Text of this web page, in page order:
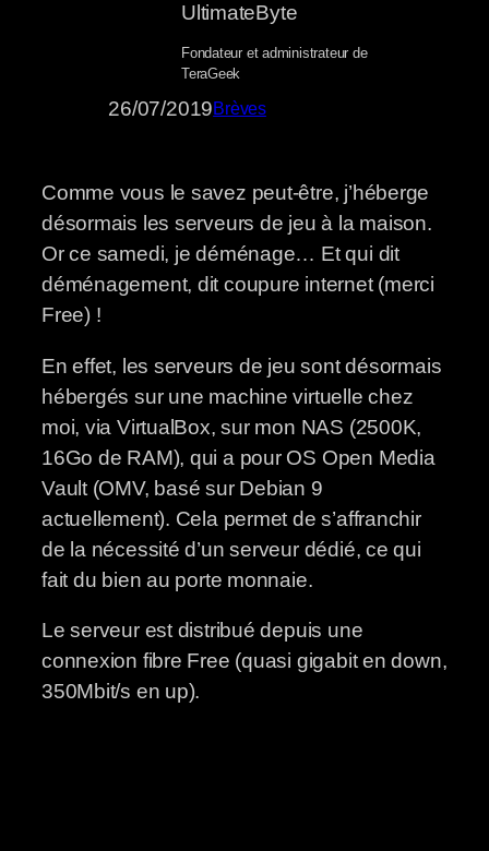
UltimateByte
Fondateur et administrateur de
TeraGeek
26/07/2019Brèves
Comme vous le savez peut-être, j’héberge
désormais les serveurs de jeu à la maison.
Or ce samedi, je déménage… Et qui dit
déménagement, dit coupure internet (merci
Free) !
En effet, les serveurs de jeu sont désormais
hébergés sur une machine virtuelle chez
moi, via VirtualBox, sur mon NAS (2500K,
16Go de RAM), qui a pour OS Open Media
Vault (OMV, basé sur Debian 9
actuellement). Cela permet de s’affranchir
de la nécessité d’un serveur dédié, ce qui
fait du bien au porte monnaie.
Le serveur est distribué depuis une
connexion fibre Free (quasi gigabit en down,
350Mbit/s en up).